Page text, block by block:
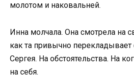
молотом и наковальней.
Инна молчала. Она смотрела на
как та привычно перекладывает
Сергея. На обстоятельства. На
на себя.